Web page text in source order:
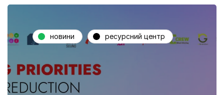
новини ресурсний центр